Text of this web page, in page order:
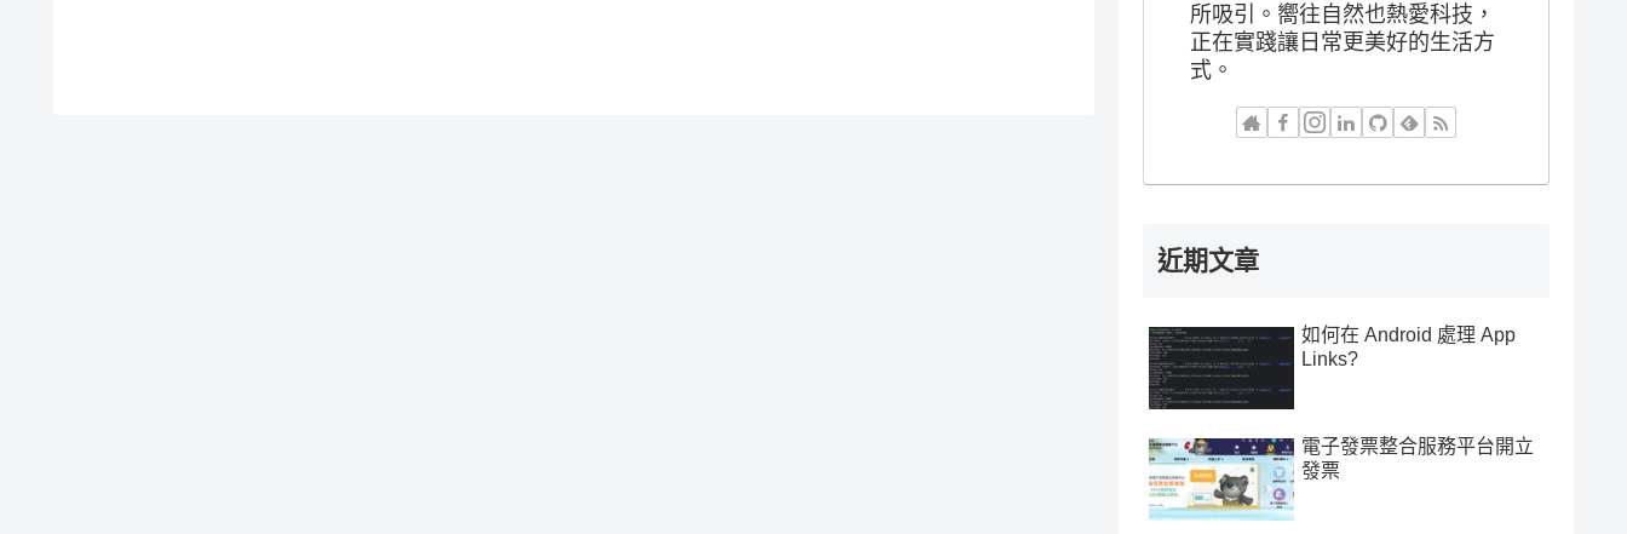
所吸引。嚮往自然也熱愛科技，
正在實踐讓日常更美好的生活方
式。
近期文章
如何在 Android 處理 App
Links?
電子發票整合服務平台開立
發票